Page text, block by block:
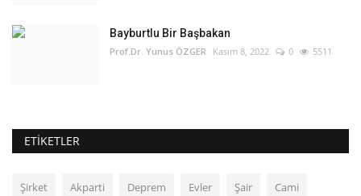
Bayburtlu Bir Başbakan
Prof.Dr. Yunus ÖZGER Kasım 8, 2022 0 5511
ETIKETLER
Şirket Akparti Deprem Evler Şair Cami